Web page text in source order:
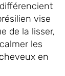
vise
de la lisser,
les
en